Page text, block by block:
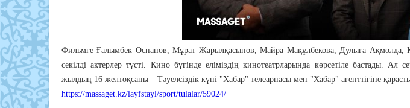
Фильмге Ғалымбек Оспанов, Мұрат Жарылқасынов, Майра Мақұлбекова, Дулыға Ақмолда,
секілді актерлер түсті. Кино бүгінде еліміздің кинотеатрларында көрсетіле бастады. Ал
жылдың 16 желтоқсаны – Тәуелсіздік күні "Хабар" телеарнасы мен "Хабар" агенттігіне
https://massaget.kz/layfstayl/sport/tulalar/59024/